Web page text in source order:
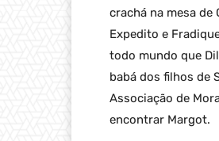
crachá na mesa de
Expedito e
todo mundo que
babá dos filhos de
Associação de
encontrar Margot.